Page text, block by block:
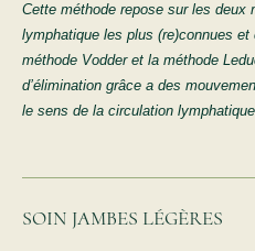
Cette méthode repose sur les deux
lymphatique les plus (re)connues
méthode Vodder et la méthode
d’élimination grâce a des
le sens de la circulation
SOIN JAMBES LÉGÈRES